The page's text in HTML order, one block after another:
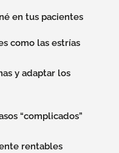
en tus pacientes
como las estrías
y adaptar los
“complicados”
rentables